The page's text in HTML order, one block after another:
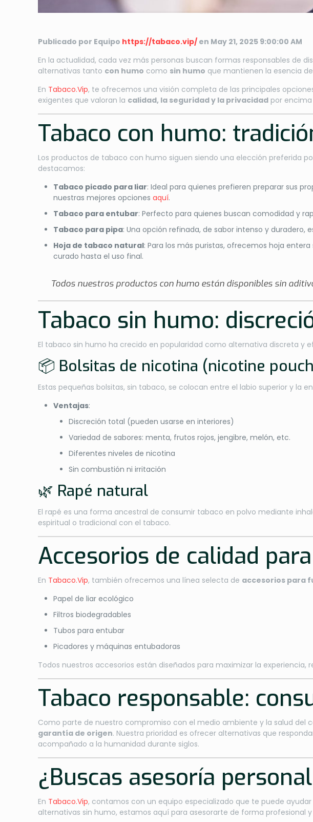
Publicado por Equipo https://tabaco.vip/ en May 21, 2025 9:00:00 AM
En la actualidad, cada vez más personas buscan formas responsables de
alternativas tanto con humo como sin humo que mantienen la esencia
En Tabaco.Vip, te ofrecemos una visión completa de las principales
exigentes que valoran la calidad, la seguridad y la privacidad por
Tabaco con humo:
Los productos de tabaco con humo siguen siendo una elección preferida
destacamos:
Tabaco picado para liar: Ideal para quienes prefieren preparar sus
nuestras mejores opcionesaquí.
Tabaco para entubar: Perfecto para quienes buscan comodidad y
Tabaco para pipa: Una opción refinada, de sabor intenso y
Hoja de tabaco natural: Para los más puristas, ofrecemos hoja
curado hasta el uso final.
Todos nuestros productos con humo están disponibles sin
Tabaco sin humo:
El tabaco sin humo ha crecido en popularidad como alternativa discreta y
📦 Bolsitas de nicotina (nicotine
Estas pequeñas bolsitas, sin tabaco, se colocan entre el labio superior y la
Ventajas:
Discreción total (pueden usarse en interiores)
Variedad de sabores: menta, frutos rojos, jengibre, melón, etc.
Diferentes niveles de nicotina
Sin combustión ni irritación
🌿 Rapé natural
El rapé es una forma ancestral de consumir tabaco en polvo mediante
espiritual o tradicional con el tabaco.
Accesorios de calidad
En Tabaco.Vip, también ofrecemos una línea selecta de accesorios para
Papel de liar ecológico
Filtros biodegradables
Tubos para entubar
Picadores y máquinas entubadoras
Todos nuestros accesorios están diseñados para maximizar la
Tabaco responsable:
Como parte de nuestro compromiso con el medio ambiente y la salud del
garantía de origen. Nuestra prioridad es ofrecer alternativas que
acompañado a la humanidad durante siglos.
¿Buscas asesoría
En Tabaco.Vip, contamos con un equipo especializado que te puede
alternativas sin humo, estamos aquí para asesorarte de forma profesional y